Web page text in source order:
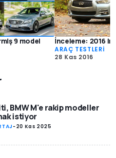
9 model İnceleme: 2016
ARAÇ TESTLERİ
28 Kas 2016
BMW M'e rakip modeller
istiyor
- 20 Kas 2025